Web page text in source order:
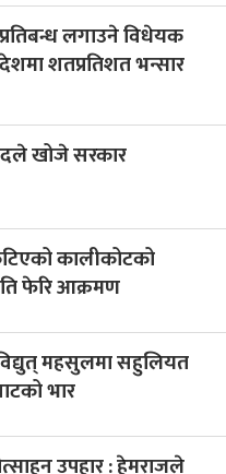
लगाउने विधेयक
शतप्रतिशत भन्सार
खोजे सरकार
कालीकोटको
फेरि आक्रमण
महसुलमा सहुलियत
भार
उपहार : हेमराजले